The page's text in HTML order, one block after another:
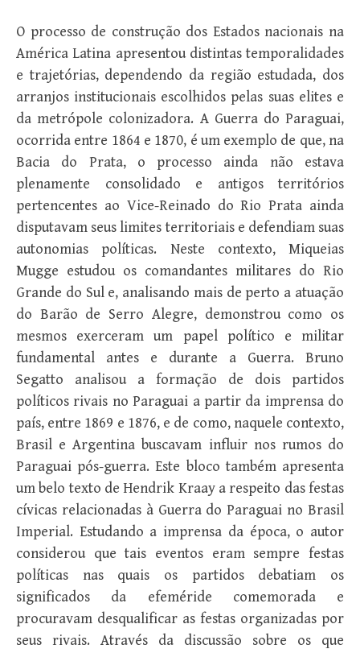
O processo de construção dos Estados nacionais na
América Latina apresentou distintas temporalidades
e trajetórias, dependendo da região estudada, dos
arranjos institucionais escolhidos pelas suas elites e
da metrópole colonizadora. A Guerra do Paraguai,
ocorrida entre 1864 e 1870, é um exemplo de que, na
Bacia do Prata, o processo ainda não estava
plenamente consolidado e antigos territórios
pertencentes ao Vice-Reinado do Rio Prata ainda
disputavam seus limites territoriais e defendiam suas
autonomias políticas. Neste contexto, Miqueias
Mugge estudou os comandantes militares do Rio
Grande do Sul e, analisando mais de perto a atuação
do Barão de Serro Alegre, demonstrou como os
mesmos exerceram um papel político e militar
fundamental antes e durante a Guerra. Bruno
Segatto analisou a formação de dois partidos
políticos rivais no Paraguai a partir da imprensa do
país, entre 1869 e 1876, e de como, naquele contexto,
Brasil e Argentina buscavam influir nos rumos do
Paraguai pós-guerra. Este bloco também apresenta
um belo texto de Hendrik Kraay a respeito das festas
cívicas relacionadas à Guerra do Paraguai no Brasil
Imperial. Estudando a imprensa da época, o autor
considerou que tais eventos eram sempre festas
políticas nas quais os partidos debatiam os
significados da efeméride comemorada e
procuravam desqualificar as festas organizadas por
seus rivais. Através da discussão sobre os que